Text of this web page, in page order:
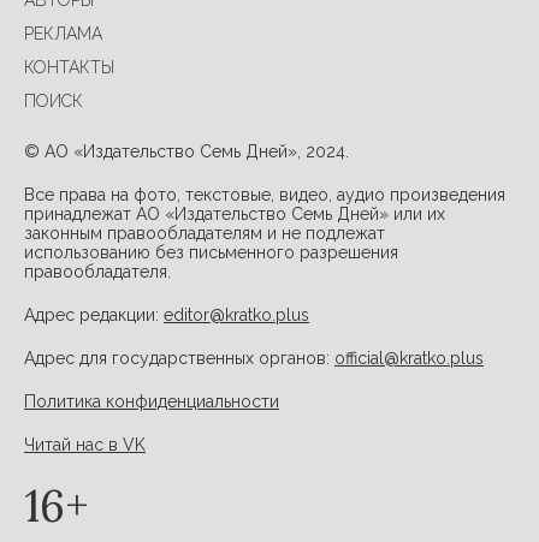
РЕКЛАМА
КОНТАКТЫ
ПОИСК
© АО «Издательство Семь Дней», 2024.
Все права на фото, текстовые, видео, аудио произведения
принадлежат АО «Издательство Семь Дней» или их
законным правообладателям и не подлежат
использованию без письменного разрешения
правообладателя.
Адрес редакции: editor@kratko.plus
Адрес для государственных органов: official@kratko.plus
Политика конфиденциальности
Читай нас в VK
16+